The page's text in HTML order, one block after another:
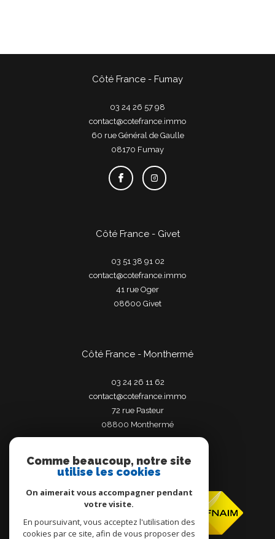
Côté France - Fumay
03 24 26 57 98
contact@cotefrance.immo
60 rue Général de Gaulle
08170
fumay
Côté France - Givet
03 51 38 91 02
contact@cotefrance.immo
41 rue Oger
08600
givet
Côté France - Monthermé
03 24 26 11 62
contact@cotefrance.immo
72 rue Pasteur
08800
monthermé
Adhérents
Comme beaucoup, notre site
utilise les cookies
On aimerait vous accompagner pendant
votre visite.
En poursuivant, vous acceptez l'utilisation des
cookies par ce site, afin de vous proposer des